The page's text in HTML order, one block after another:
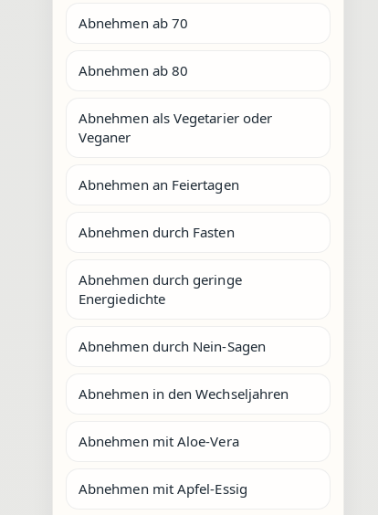
Abnehmen ab 70
Abnehmen ab 80
Abnehmen als Vegetarier oder
Veganer
Abnehmen an Feiertagen
Abnehmen durch Fasten
Abnehmen durch geringe
Energiedichte
Abnehmen durch Nein-Sagen
Abnehmen in den Wechseljahren
Abnehmen mit Aloe-Vera
Abnehmen mit Apfel-Essig